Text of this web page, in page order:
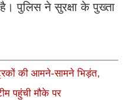
पुलिस ने सुरक्षा के पुख्ता
की आमने-सामने भिड़ंत,
पहुंची मौके पर